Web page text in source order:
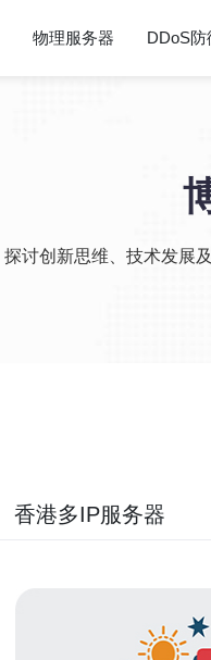
物理服务器 DDoS防
探讨创新思维、技术发展
香港多IP服务器